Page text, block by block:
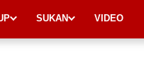
SUKAN VIDEO